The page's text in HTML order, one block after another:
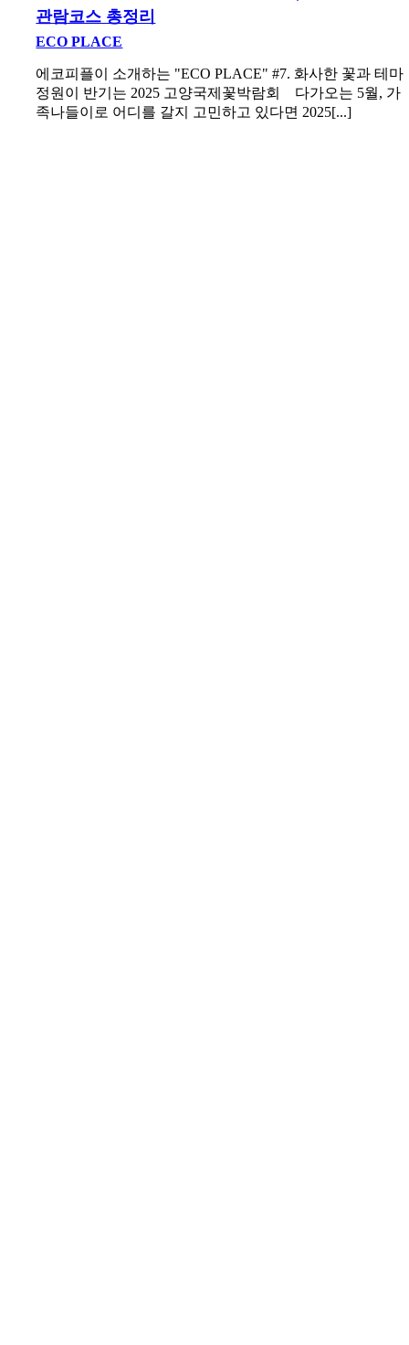
관람코스 총정리
ECO PLACE
에코피플이 소개하는 "ECO PLACE" #7. 화사한 꽃과 테마
정원이 반기는 2025 고양국제꽃박람회 다가오는 5월, 가
족나들이로 어디를 갈지 고민하고 있다면 2025[...]